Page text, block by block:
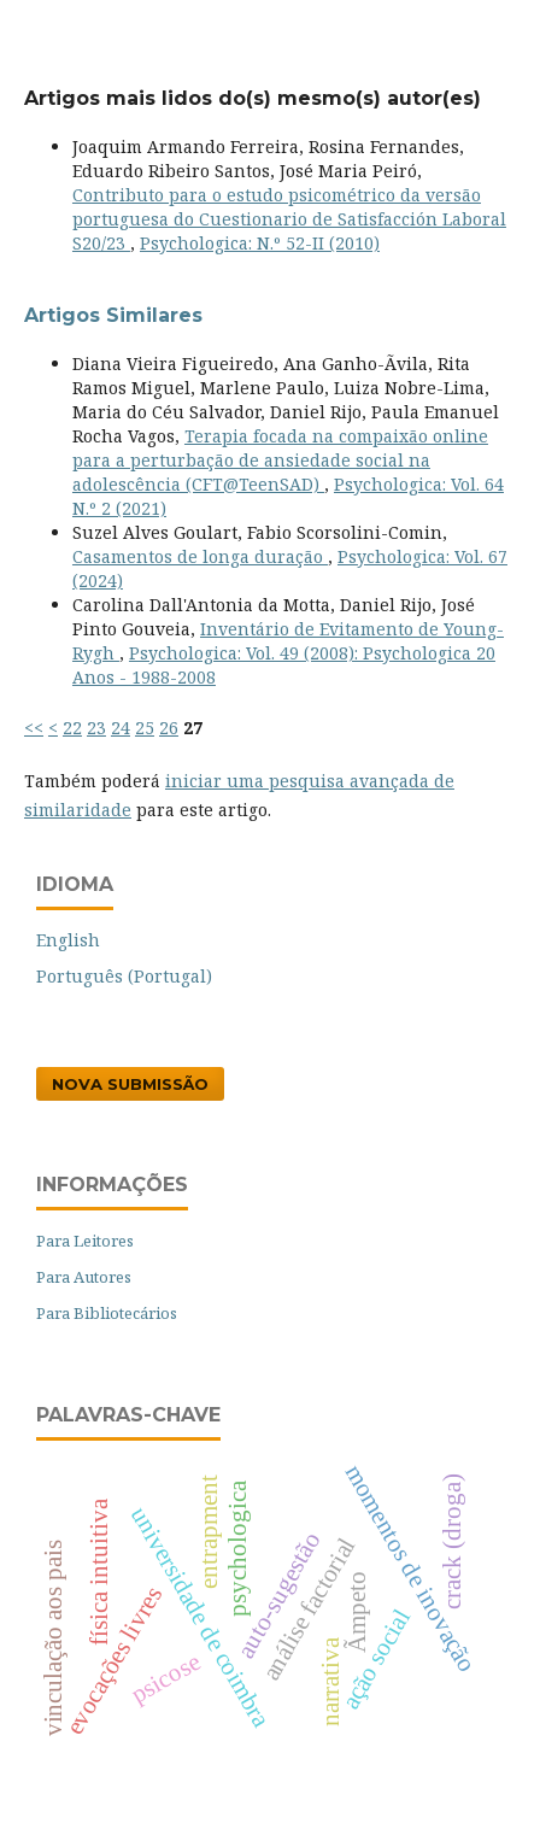
Artigos mais lidos do(s) mesmo(s) autor(es)
Joaquim Armando Ferreira, Rosina Fernandes,
Eduardo Ribeiro Santos, José Maria Peiró,
Contributo para o estudo psicométrico da versão
portuguesa do Cuestionario de Satisfacción Laboral
S20/23 , Psychologica: N.º 52-II (2010)
Artigos Similares
Diana Vieira Figueiredo, Ana Ganho-Ãvila, Rita
Ramos Miguel, Marlene Paulo, Luiza Nobre-Lima,
Maria do Céu Salvador, Daniel Rijo, Paula Emanuel
Rocha Vagos, Terapia focada na compaixão online
para a perturbação de ansiedade social na
adolescência (CFT@TeenSAD) , Psychologica: Vol. 64
N.º 2 (2021)
Suzel Alves Goulart, Fabio Scorsolini-Comin,
Casamentos de longa duração , Psychologica: Vol. 67
(2024)
Carolina Dall'Antonia da Motta, Daniel Rijo, José
Pinto Gouveia, Inventário de Evitamento de Young-
Rygh , Psychologica: Vol. 49 (2008): Psychologica 20
Anos - 1988-2008
<< < 22 23 24 25 26 27
Também poderá iniciar uma pesquisa avançada de
similaridade para este artigo.
IDIOMA
English
Português (Portugal)
NOVA SUBMISSÃO
INFORMAÇÕES
Para Leitores
Para Autores
Para Bibliotecários
PALAVRAS-CHAVE
auto-sugestãoação social
universidade de coimbra
psychologicaanálise factorial
narrativa
momentos de inovação
entrapment
evocações livres
crack (droga)
vinculação aos pais psicose
física intuitiva Ãmpeto